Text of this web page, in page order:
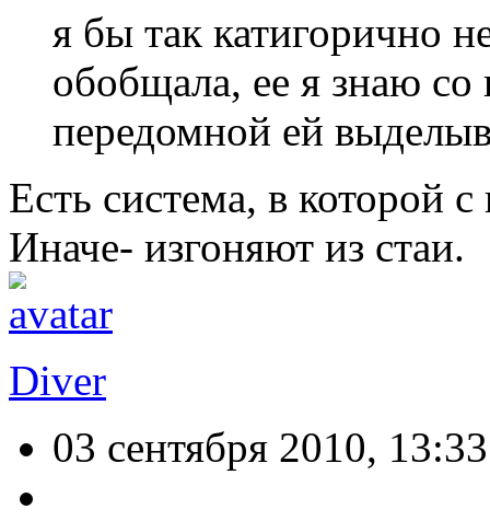
я бы так катигорично
обобщала, ее я знаю
передомной ей
Есть система, в которой
Иначе- изгоняют из стаи.
Diver
03 сентября 2010, 13:33